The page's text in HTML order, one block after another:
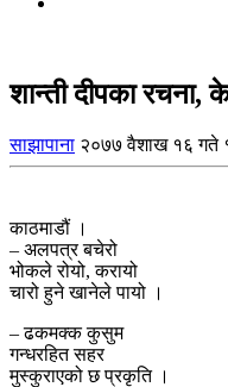
शान्ती दीपका रचना,
साझापाना २०७७ वैशाख १६ गते
काठमाडौं ।
– अलपत्र बचेरो
भोकले रोयो, करायो
चारो हुने खानेले पायो ।
– ढकमक्क कुसुम
गन्धरहित सहर
मुस्कुराएको छ प्रकृति ।